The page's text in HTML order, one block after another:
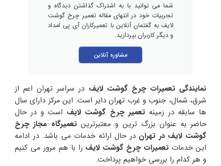
شما می توانید با به اشتراک گذاشتن دیدگاه و
تجربیات خود در انتهای مقاله تعمیر چرخ گوشت
لایف به گفتمان آنلاین با تعمیرکاران آی پی امداد
و دیگر کاربران بپردازید.
مشاوره آنلاین
نمایندگی تعمیرات چرخ گوشت لایف در سراسر تهران اعم از
شرق، شمال، جنوب و غرب تهران دایر است. این مرکز دارای سال
ها سابقه در زمینهتعمیر چرخ گوشت لایف است و در حال
حاضر به عنوان بزرگ ترین و معتبرترینتعمیرگاه مجاز چرخ
گوشت لایف در تهران در حال ارائه خدمات می باشد. در ادامه
این خدمات تعمیرات چرخ گوشت لایف را با هم مرور می کنیم
و هر کدام را بررسی خواهیم پرداخت.